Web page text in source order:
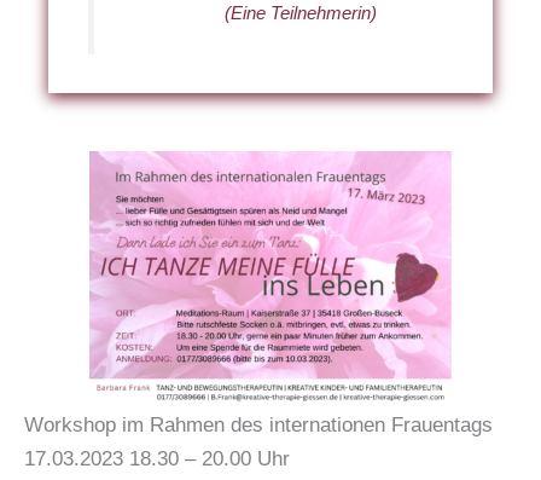
(Eine Teilnehmerin)
Workshop im Rahmen des internationen Frauentags
17.03.2023 18.30 – 20.00 Uhr